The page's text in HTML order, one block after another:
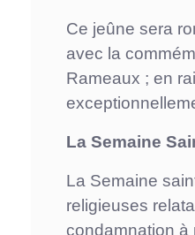
Ce jeûne sera
avec la
Rameaux ; en
La Semaine
La Semaine
religieuses
condamnation à